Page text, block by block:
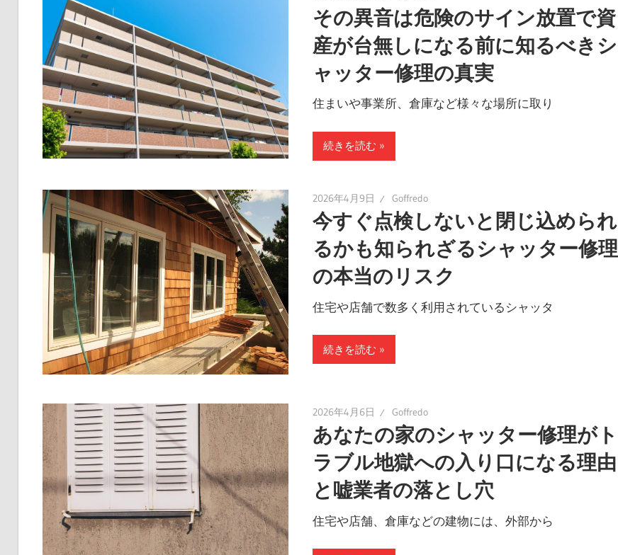
その異音は危険のサイン放置で資
産が台無しになる前に知るべきシ
ャッター修理の真実
住まいや事業所、倉庫など様々な場所に取り
続きを読む
2026年4月9日 Goffredo
今すぐ点検しないと閉じ込められ
るかも知られざるシャッター修理
の本当のリスク
住宅や店舗で数多く利用されているシャッタ
続きを読む
2026年4月6日 Goffredo
あなたの家のシャッター修理がト
ラブル地獄への入り口になる理由
と嘘業者の落とし穴
住宅や店舗、倉庫などの建物には、外部から